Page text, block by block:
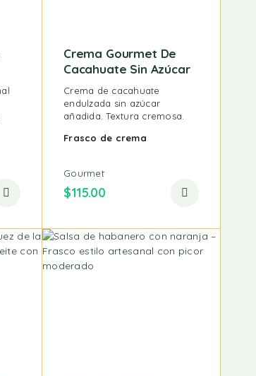
Crema Gourmet De
Cacahuate Sin Azúcar
Crema de cacahuate
endulzada sin azúcar
añadida. Textura cremosa.
Frasco de crema
Gourmet
$115.00